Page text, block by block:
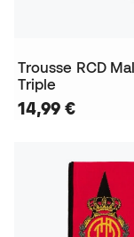
Trousse RCD
Triple
14,99 €